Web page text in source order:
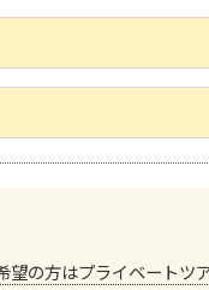
の方はプライベート